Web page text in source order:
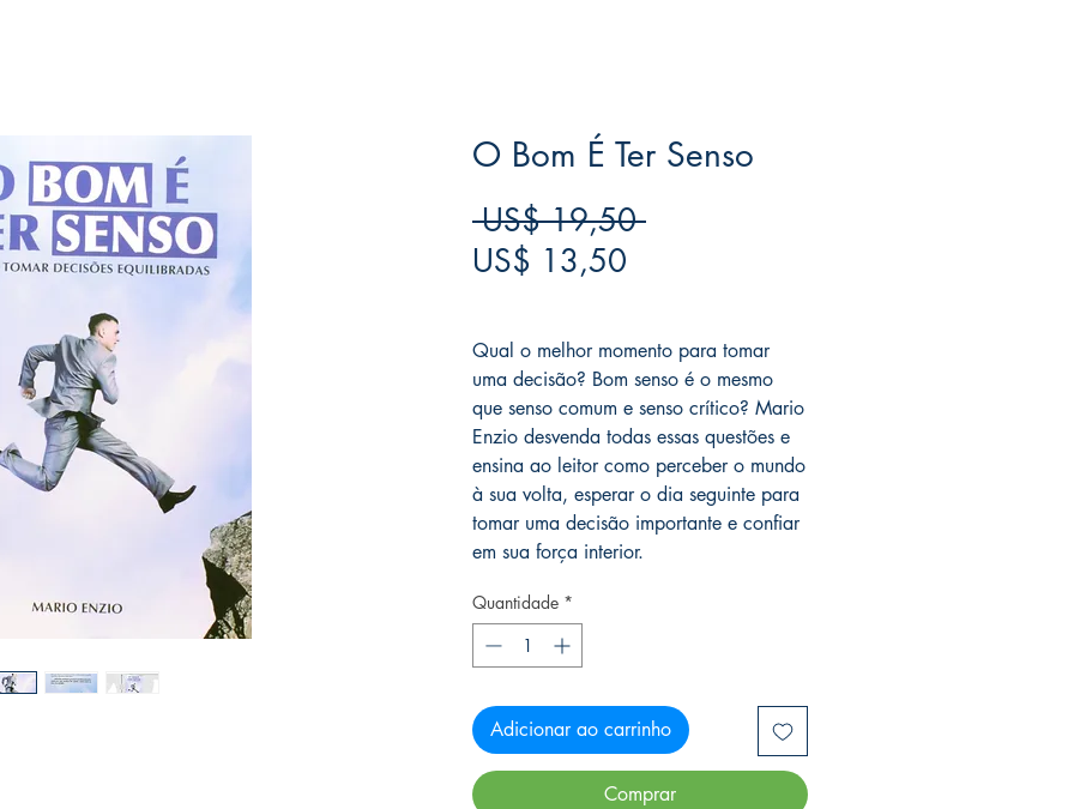
O Bom É Ter Senso
US$ 19,50 Preço
US$ 13,50
Qual o melhor momento para tomar
uma decisão? Bom senso é o mesmo
que senso comum e senso crítico? Mario
Enzio desvenda todas essas questões e
ensina ao leitor como perceber o mundo
à sua volta, esperar o dia seguinte para
tomar uma decisão importante e confiar
em sua força interior.
Quantidade *
Adicionar ao carrinho
Comprar